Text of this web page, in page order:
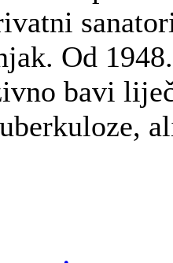
Srebrnjak
100
100
188
bolnice
godine